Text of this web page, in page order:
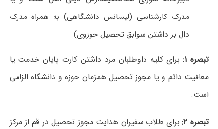
مدرک کارشناسی (لیسانس دانشگاهی) به همراه مدرک
دال بر داشتن سوابق تحصیل حوزوی)
تبصره ۱:
برای کلیه داوطلبان مرد داشتن کارت پایان خدمت یا
معافیت دائم و یا مجوز تحصیل همزمان حوزه و دانشگاه الزامی
است.
تبصره ۲:
برای طلاب سفیران هدایت مجوز تحصیل در قم از مرکز